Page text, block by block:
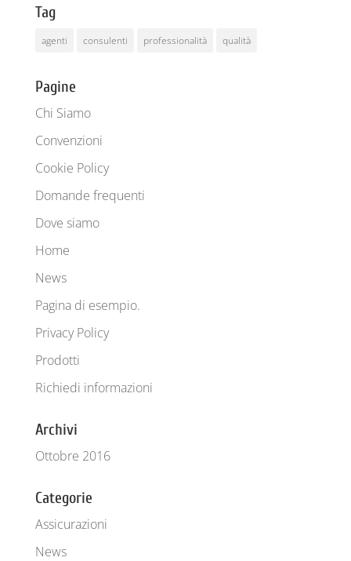
Tag
agenti consulenti professionalità qualità
Pagine
Chi Siamo
Convenzioni
Cookie Policy
Domande frequenti
Dove siamo
Home
News
Pagina di esempio.
Privacy Policy
Prodotti
Richiedi informazioni
Archivi
Ottobre 2016
Categorie
Assicurazioni
News